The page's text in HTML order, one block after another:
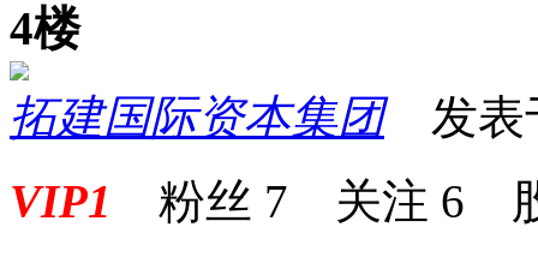
4楼
拓建国际资本集团发表
VIP1 粉丝 7 关注 6